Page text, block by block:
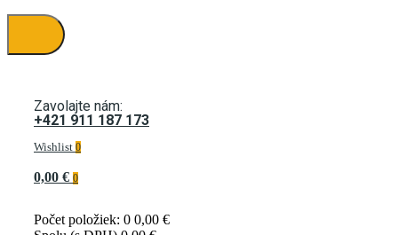
Zavolajte nám:
+421 911 187 173
Wishlist 0
0,00 € 0
Počet položiek: 0 0,00 €